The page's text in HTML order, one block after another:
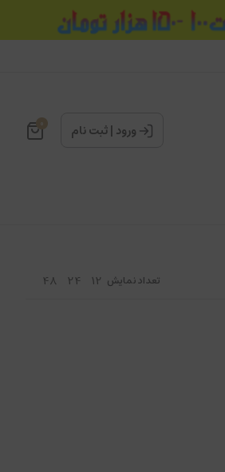
ورود |ثبت نام 0
تعداد نمایش 12
24
48